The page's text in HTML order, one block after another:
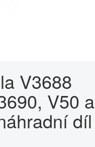
V3688
V50 a
díl